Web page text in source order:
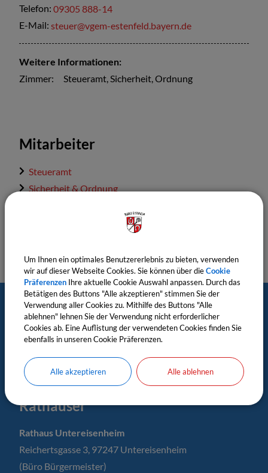
Telefon: 09305 888-14
E-Mail: steuer@vgem-estenfeld.bayern.de
Weitere Informationen:
Zimmer:
Steueramt, Sicherheit, Ordnung
Mitarbeiter
Steueramt
Sicherheit & Ordnung
Postanschrift
Markt Eisenheim
c/o Verwaltungsgemeinschaft Estenfeld
Untere Ritterstr. 6, 97230 Estenfeld
Rathäuser
Rathaus Untereisenheim
Reichertsgasse 3, 97247 Untereisenheim
(Büro Bürgermeister)
Um Ihnen ein optimales Benutzererlebnis zu bieten, verwenden
wir auf dieser Webseite Cookies. Sie können über dieCookie
Präferenzen Ihre aktuelle Cookie Auswahl anpassen. Durch das
Betätigen des Buttons "Alle akzeptieren" stimmen Sie der
Verwendung aller Cookies zu. Mithilfe des Buttons "Alle
ablehnen" lehnen Sie der Verwendung nicht erforderlicher
Cookies ab. Eine Auflistung der verwendeten Cookies finden Sie
ebenfalls in unseren Cookie Präferenzen.
Alle akzeptieren Alle ablehnen